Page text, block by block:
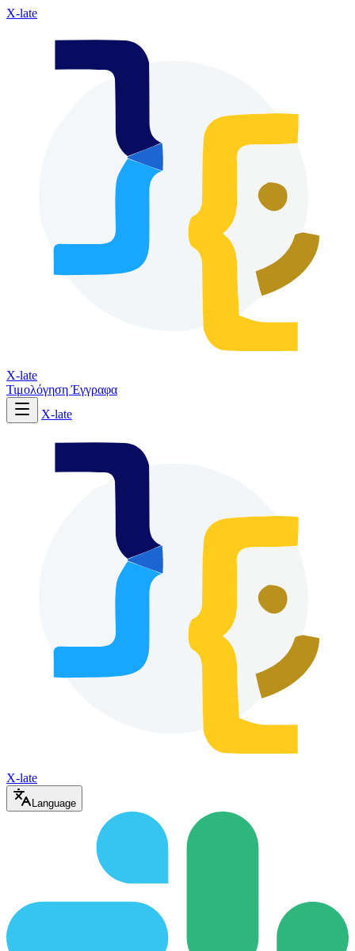
X-late
X-late
ΤιμολόγησηΈγγραφα
X-late
X-late
Language